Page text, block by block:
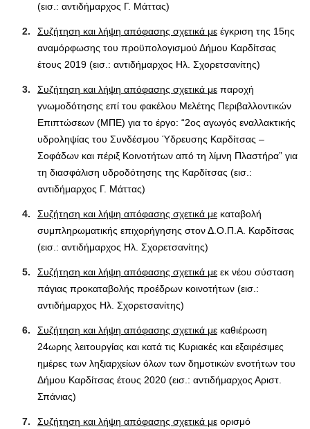
(εισ.: αντιδήμαρχος Γ. Μάττας)
Συζήτηση και λήψη απόφασης σχετικά με έγκριση της 15ης
αναμόρφωσης του προϋπολογισμού Δήμου Καρδίτσας
έτους 2019 (εισ.: αντιδήμαρχος Ηλ. Σχορετσανίτης)
Συζήτηση και λήψη απόφασης σχετικά με παροχή
γνωμοδότησης επί του φακέλου Μελέτης Περιβαλλοντικών
Επιπτώσεων (ΜΠΕ) για το έργο: “2ος αγωγός εναλλακτικής
υδροληψίας του Συνδέσμου Ύδρευσης Καρδίτσας –
Σοφάδων και πέριξ Κοινοτήτων από τη λίμνη Πλαστήρα” για
τη διασφάλιση υδροδότησης της Καρδίτσας (εισ.:
αντιδήμαρχος Γ. Μάττας)
Συζήτηση και λήψη απόφασης σχετικά με καταβολή
συμπληρωματικής επιχορήγησης στον Δ.Ο.Π.Α. Καρδίτσας
(εισ.: αντιδήμαρχος Ηλ. Σχορετσανίτης)
Συζήτηση και λήψη απόφασης σχετικά με εκ νέου σύσταση
πάγιας προκαταβολής προέδρων κοινοτήτων (εισ.:
αντιδήμαρχος Ηλ. Σχορετσανίτης)
Συζήτηση και λήψη απόφασης σχετικά με καθιέρωση
24ωρης λειτουργίας και κατά τις Κυριακές και εξαιρέσιμες
ημέρες των ληξιαρχείων όλων των δημοτικών ενοτήτων του
Δήμου Καρδίτσας έτους 2020 (εισ.: αντιδήμαρχος Αριστ.
Σπάνιας)
Συζήτηση και λήψη απόφασης σχετικά με ορισμό